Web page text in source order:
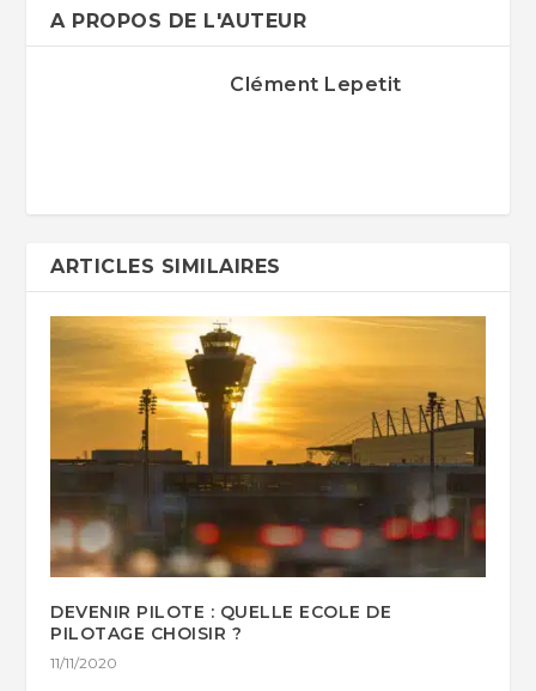
A PROPOS DE L'AUTEUR
Clément Lepetit
ARTICLES SIMILAIRES
DEVENIR PILOTE : QUELLE ECOLE DE
PILOTAGE CHOISIR ?
11/11/2020